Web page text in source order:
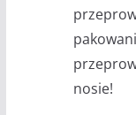
nosie!